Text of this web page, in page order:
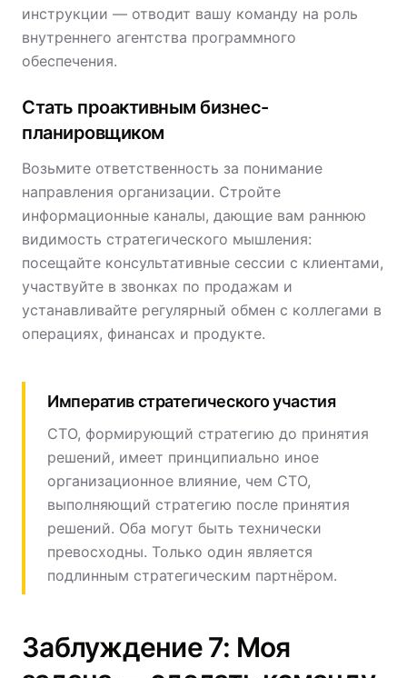
инструкции — отводит вашу команду на роль
внутреннего агентства программного
обеспечения.
Стать проактивным бизнес-
планировщиком
Возьмите ответственность за понимание
направления организации. Стройте
информационные каналы, дающие вам раннюю
видимость стратегического мышления:
посещайте консультативные сессии с клиентами,
участвуйте в звонках по продажам и
устанавливайте регулярный обмен с коллегами в
операциях, финансах и продукте.
Императив стратегического участия
CTO, формирующий стратегию до принятия
решений, имеет принципиально иное
организационное влияние, чем CTO,
выполняющий стратегию после принятия
решений. Оба могут быть технически
превосходны. Только один является
подлинным стратегическим партнёром.
Заблуждение 7: Моя